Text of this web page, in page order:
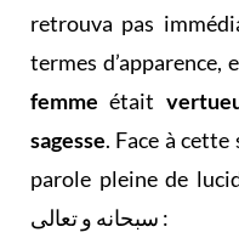
retrouva pas
termes
femmeétait
sagesse. Face à
parole pleine de
سبحانه و تعالى :